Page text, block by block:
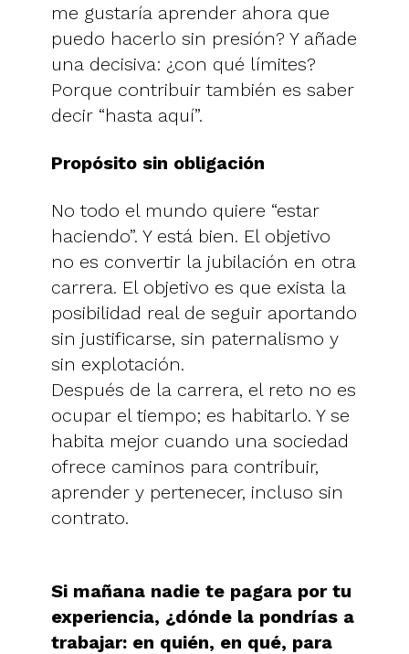
me gustaría aprender ahora que
puedo hacerlo sin presión? Y añade
una decisiva: ¿con qué límites?
Porque contribuir también es saber
decir “hasta aquí”.
Propósito sin obligación
No todo el mundo quiere “estar
haciendo”. Y está bien. El objetivo
no es convertir la jubilación en otra
carrera. El objetivo es que exista la
posibilidad real de seguir aportando
sin justificarse, sin paternalismo y
sin explotación.
Después de la carrera, el reto no es
ocupar el tiempo; es habitarlo. Y se
habita mejor cuando una sociedad
ofrece caminos para contribuir,
aprender y pertenecer, incluso sin
contrato.
Si mañana nadie te pagara por tu
experiencia, ¿dónde la pondrías a
trabajar: en quién, en qué, para